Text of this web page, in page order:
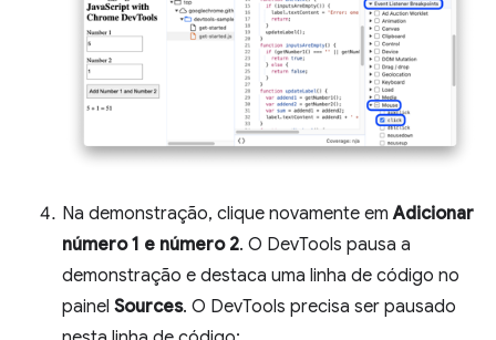
Na demonstração, clique novamente emAdicionar
número 1 e número 2. O DevTools pausa a
demonstração e destaca uma linha de código no
painel Sources. O DevTools precisa ser pausado